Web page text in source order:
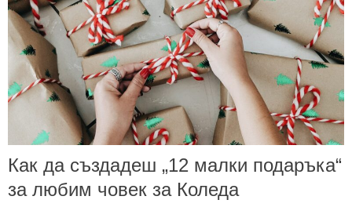
Как да създадеш „12 малки подаръка“
за любим човек за Коледа